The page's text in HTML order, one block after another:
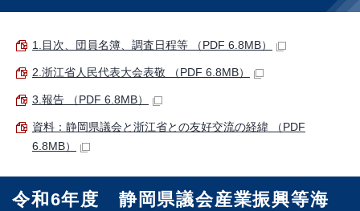
1.目次、団員名簿、調査日程等 （PDF 6.8MB）
2.浙江省人民代表大会表敬 （PDF 6.8MB）
3.報告 （PDF 6.8MB）
資料：静岡県議会と浙江省との友好交流の経緯 （PDF
6.8MB）
令和6年度 静岡県議会産業振興等海